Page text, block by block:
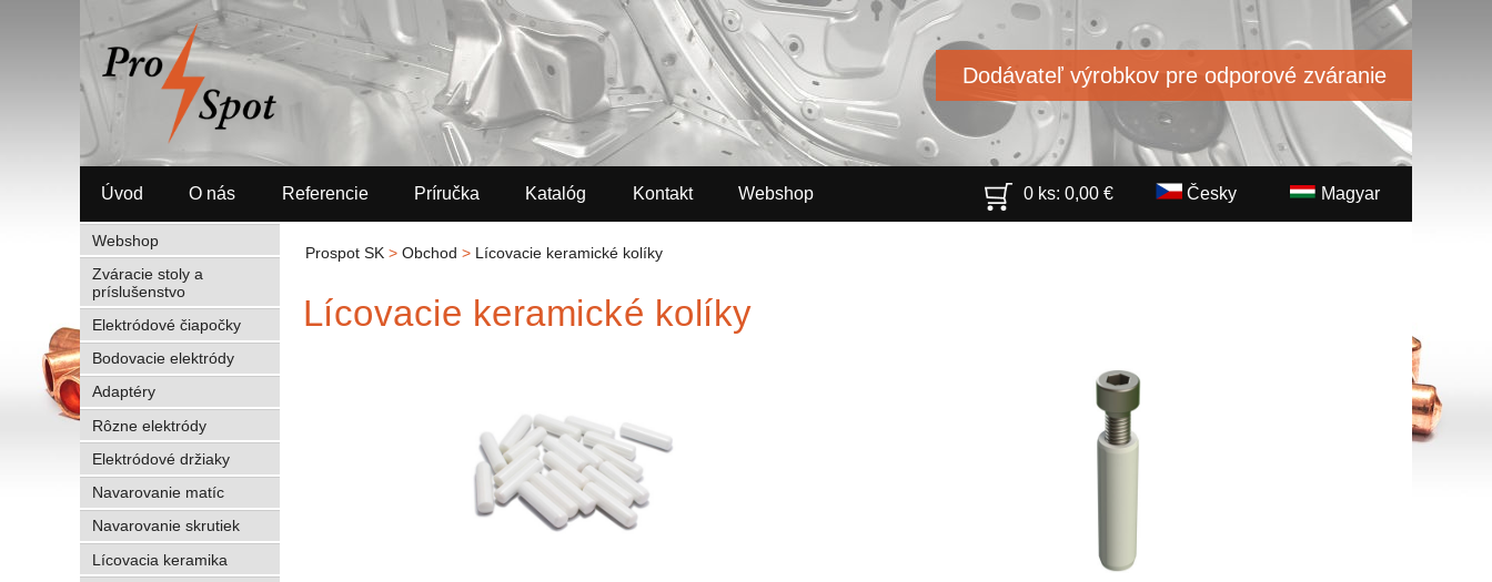
Dodávateľ výrobkov pre odporové zváranie
Úvod O nás Referencie Príručka Katalóg Kontakt Webshop Magyar
Česky
0 ks:0,00€
Prospot SK > Obchod > Lícovacie keramické kolíky
Lícovacie keramické kolíky
Webshop
Zváracie stoly a
príslušenstvo
Elektródové čiapočky
Bodovacie elektródy
Adaptéry
Rôzne elektródy
Elektródové držiaky
Navarovanie matíc
Navarovanie skrutiek
Lícovacia keramika